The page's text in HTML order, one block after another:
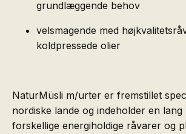
grundlæggende behov
velsmagende med
koldpressede olier
NaturMüsli m/urter er fremstillet
nordiske lande og indeholder en
forskellige energiholdige råvarer og